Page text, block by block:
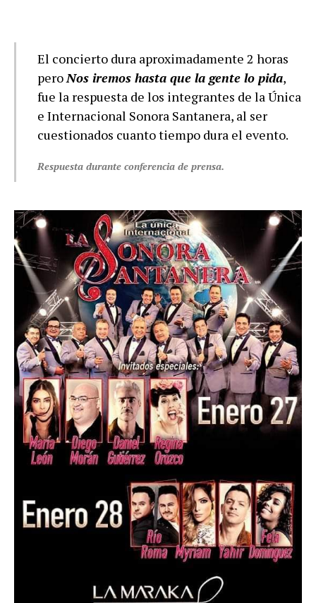
El concierto dura aproximadamente 2 horas
peroNos iremos hasta que la gente lo pida,
fue la respuesta de los integrantes de la Única
e Internacional Sonora Santanera, al ser
cuestionados cuanto tiempo dura el evento.
Respuesta durante conferencia de prensa.